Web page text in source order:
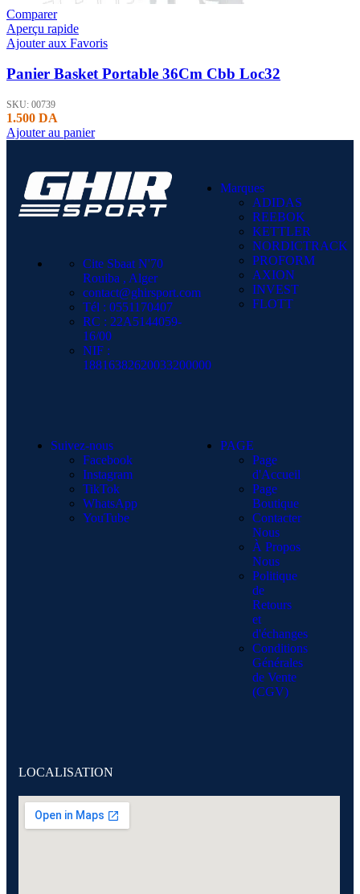
Comparer
Aperçu rapide
Ajouter aux Favoris
Panier Basket Portable 36Cm Cbb Loc32
SKU: 00739
1.500 DA
Ajouter au panier
Cite Sbaat N'70
Rouiba , Alger
contact@ghirsport.com
Tél : 0551170407
RC : 22A5144059-
16/00
NIF :
18816382620033200000
Marques
ADIDAS
REEBOK
KETTLER
NORDICTRACK
PROFORM
AXION
INVEST
FLOTT
Suivez-nous
Facebook
Instagram
TikTok
WhatsApp
YouTube
PAGE
Page
d'Accueil
Page
Boutique
Contacter
Nous
À Propos
Nous
Politique
de
Retours
et
d'échanges
Conditions
Générales
de Vente
(CGV)
LOCALISATION